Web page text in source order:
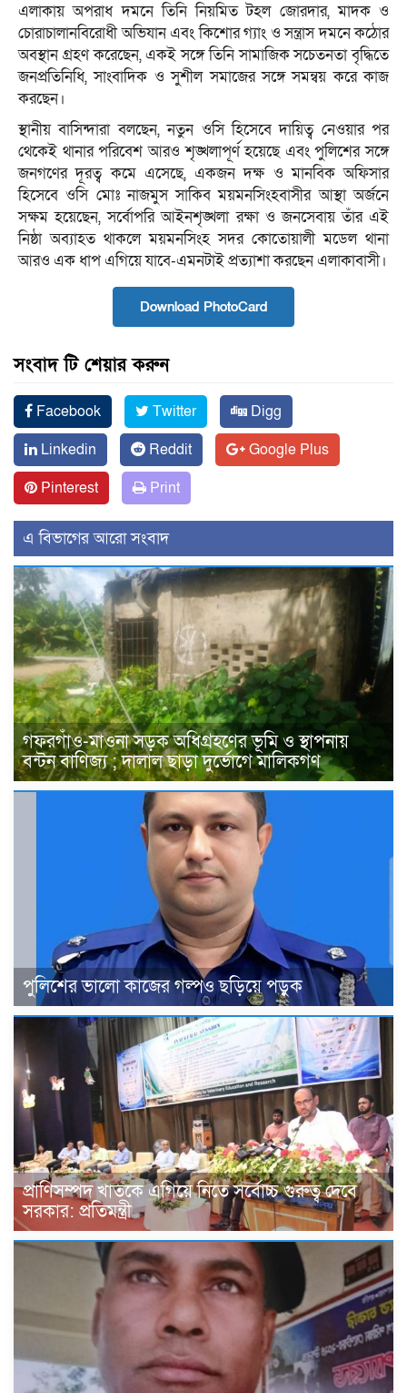
এলাকায় অপরাধ দমনে তিনি নিয়মিত টহল জোরদার, মাদক ও
চোরাচালানবিরোধী অভিযান এবং কিশোর গ্যাং ও সন্ত্রাস দমনে কঠোর
অবস্থান গ্রহণ করেছেন, একই সঙ্গে তিনি সামাজিক সচেতনতা বৃদ্ধিতে
জনপ্রতিনিধি, সাংবাদিক ও সুশীল সমাজের সঙ্গে সমন্বয় করে কাজ
করছেন।
স্থানীয় বাসিন্দারা বলছেন, নতুন ওসি হিসেবে দায়িত্ব নেওয়ার পর
থেকেই থানার পরিবেশ আরও শৃঙ্খলাপূর্ণ হয়েছে এবং পুলিশের সঙ্গে
জনগণের দূরত্ব কমে এসেছে, একজন দক্ষ ও মানবিক অফিসার
হিসেবে ওসি মোঃ নাজমুস সাকিব ময়মনসিংহবাসীর আস্থা অর্জনে
সক্ষম হয়েছেন, সর্বোপরি আইনশৃঙ্খলা রক্ষা ও জনসেবায় তাঁর এই
নিষ্ঠা অব্যাহত থাকলে ময়মনসিংহ সদর কোতোয়ালী মডেল থানা
আরও এক ধাপ এগিয়ে যাবে-এমনটাই প্রত্যাশা করছেন এলাকাবাসী।
Download PhotoCard
সংবাদ টি শেয়ার করুন
Facebook Twitter
Digg
Linkedin
Reddit
Google Plus
Pinterest
Print
এ বিভাগের আরো সংবাদ
গফরগাঁও-মাওনা সড়ক অধিগ্রহণের ভূমি ও স্থাপনায়
বন্টন বাণিজ্য ; দালাল ছাড়া দুর্ভোগে মালিকগণ
পুলিশের ভালো কাজের গল্পও ছড়িয়ে পড়ুক
প্রাণিসম্পদ খাতকে এগিয়ে নিতে সর্বোচ্চ গুরুত্ব দেবে
সরকার: প্রতিমন্ত্রী